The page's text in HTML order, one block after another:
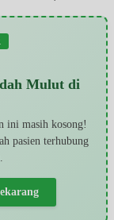
Mulut di
ini masih kosong!
pasien terhubung